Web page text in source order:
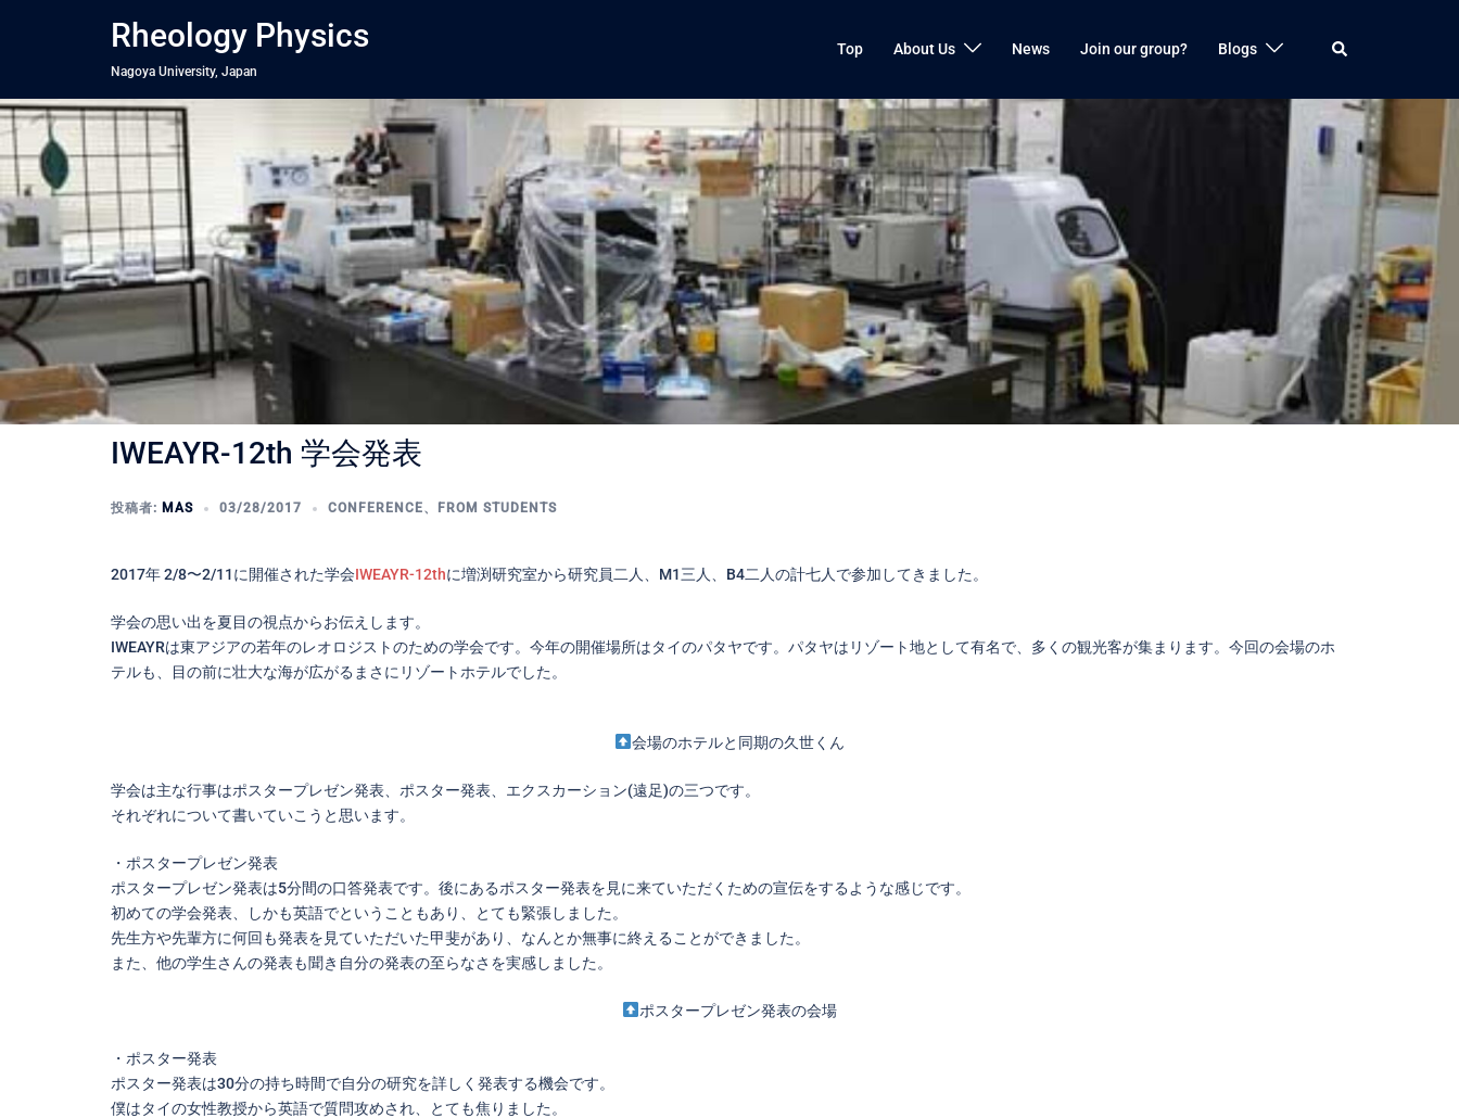
ツ
へ
ス
キ
ッ
プ
Rheology Physics
Nagoya University, Japan
Top About Us News Join our group? Blogs
検
索
IWEAYR-12th 学会発表
投稿者: MAS 03/28/2017 CONFERENCE、 FROM STUDENTS
2017年 2/8〜2/11に開催された学会IWEAYR-12thに増渕研究室から研究員二人、M1三人、B4二人の計七人で参加してきました。
学会の思い出を夏目の視点からお伝えします。
IWEAYRは東アジアの若年のレオロジストのための学会です。今年の開催場所はタイのパタヤです。パタヤはリゾート地として有名で、多くの観光客が集まります。今回の会場のホ
テルも、目の前に壮大な海が広がるまさにリゾートホテルでした。
会場のホテルと同期の久世くん
学会は主な行事はポスタープレゼン発表、ポスター発表、エクスカーション(遠足)の三つです。
それぞれについて書いていこうと思います。
・ポスタープレゼン発表
ポスタープレゼン発表は5分間の口答発表です。後にあるポスター発表を見に来ていただくための宣伝をするような感じです。
初めての学会発表、しかも英語でということもあり、とても緊張しました。
先生方や先輩方に何回も発表を見ていただいた甲斐があり、なんとか無事に終えることができました。
また、他の学生さんの発表も聞き自分の発表の至らなさを実感しました。
ポスタープレゼン発表の会場
・ポスター発表
ポスター発表は30分の持ち時間で自分の研究を詳しく発表する機会です。
僕はタイの女性教授から英語で質問攻めされ、とても焦りました。